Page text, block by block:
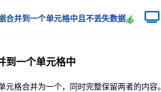
合并到一个单元格中且不丢失数据
到一个单元格中
格合并为一个，同时完整保留两者的内容。